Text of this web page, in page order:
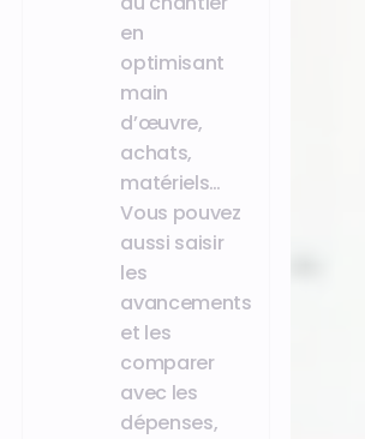
en
optimisant
main
d’œuvre,
achats,
matériels…
Vous pouvez
aussi saisir
les
avancements
et les
comparer
avec les
dépenses,